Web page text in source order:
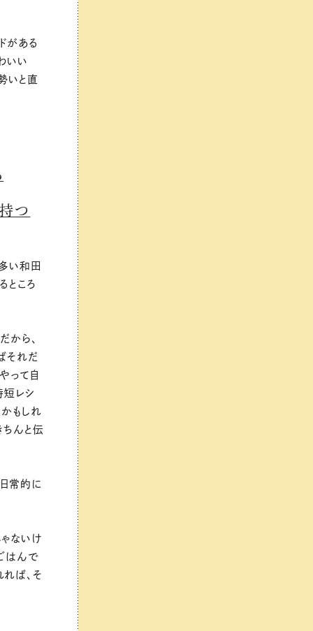
がある
いい
いと直
つ
い和田
ところ
から、
それだ
って自
短レシ
もしれ
ちんと伝
常的に
ないけ
はんで
ば、そ